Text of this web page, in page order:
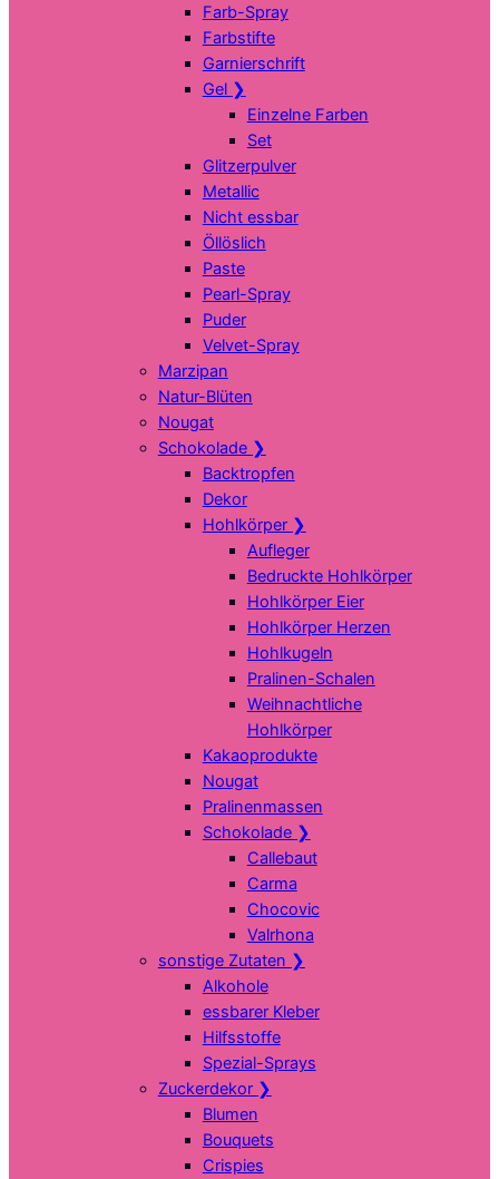
Farb-Spray
Farbstifte
Garnierschrift
Gel ❯
Einzelne Farben
Set
Glitzerpulver
Metallic
Nicht essbar
Öllöslich
Paste
Pearl-Spray
Puder
Velvet-Spray
Marzipan
Natur-Blüten
Nougat
Schokolade ❯
Backtropfen
Dekor
Hohlkörper ❯
Aufleger
Bedruckte Hohlkörper
Hohlkörper Eier
Hohlkörper Herzen
Hohlkugeln
Pralinen-Schalen
Weihnachtliche
Hohlkörper
Kakaoprodukte
Nougat
Pralinenmassen
Schokolade ❯
Callebaut
Carma
Chocovic
Valrhona
sonstige Zutaten ❯
Alkohole
essbarer Kleber
Hilfsstoffe
Spezial-Sprays
Zuckerdekor ❯
Blumen
Bouquets
Crispies